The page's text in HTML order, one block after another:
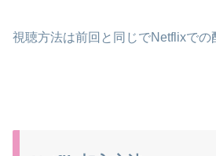
視聴方法は前回と同じでNetflixでの